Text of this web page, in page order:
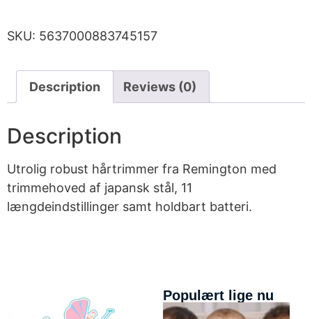
SKU: 5637000883745157
Description Reviews (0)
Description
Utrolig robust hårtrimmer fra Remington med
trimmehoved af japansk stål, 11
længdeindstillinger samt holdbart batteri.
Populært lige nu